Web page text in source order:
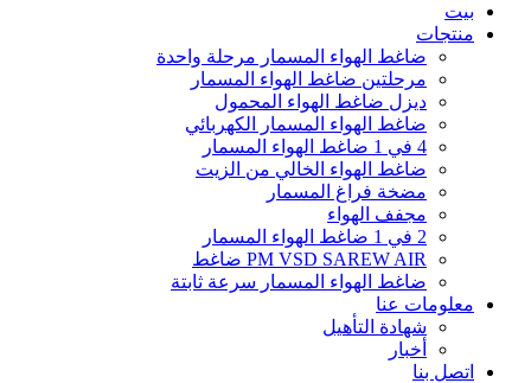
بيت
منتجات
ضاغط الهواء المسمار مرحلة واحدة
مرحلتين ضاغط الهواء المسمار
ديزل ضاغط الهواء المحمول
ضاغط الهواء المسمار الكهربائي
4 في 1 ضاغط الهواء المسمار
ضاغط الهواء الخالي من الزيت
مضخة فراغ المسمار
مجفف الهواء
2 في 1 ضاغط الهواء المسمار
PM VSD SAREW AIR ضاغط
ضاغط الهواء المسمار سرعة ثابتة
معلومات عنا
شهادة التأهيل
أخبار
اتصل بنا